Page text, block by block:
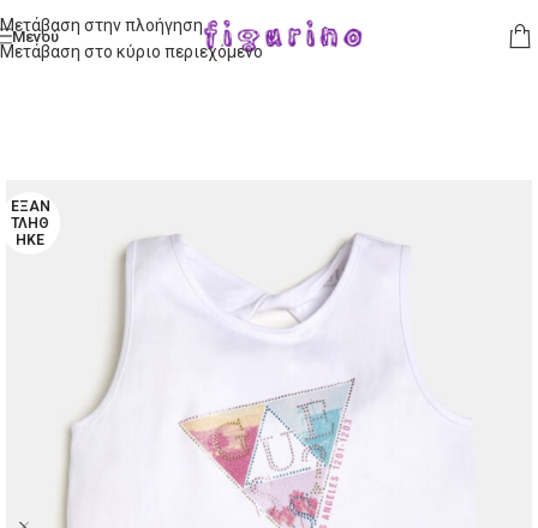
Μετάβαση στην πλοήγηση
Μετάβαση στο κύριο περιεχόμενο
Μενού
ΕΞΑΝ
ΤΛΉΘ
ΗΚΕ